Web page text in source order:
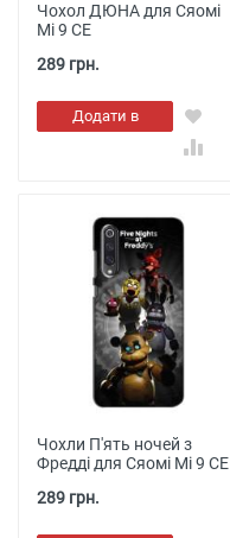
Чохол ДЮНА для Сяомі
Мі 9 СЕ
289 грн.
Додати в
кошик
Чохли П'ять ночей з
Фредді для Сяомі Мі 9 СЕ
289 грн.